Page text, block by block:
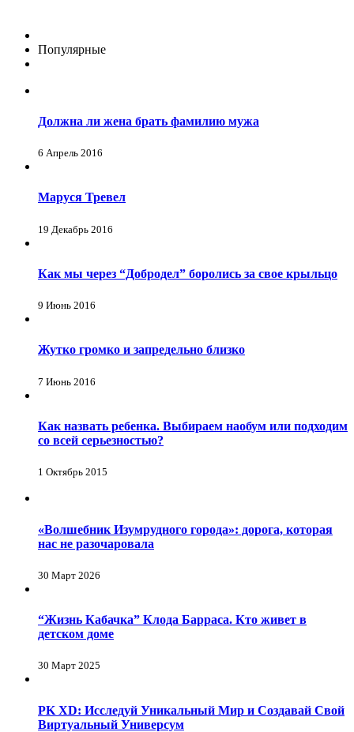
Популярные
Должна ли жена брать фамилию мужа
6 Апрель 2016
Маруся Тревел
19 Декабрь 2016
Как мы через “Добродел” боролись за свое крыльцо
9 Июнь 2016
Жутко громко и запредельно близко
7 Июнь 2016
Как назвать ребенка. Выбираем наобум или подходим
со всей серьезностью?
1 Октябрь 2015
«Волшебник Изумрудного города»: дорога, которая
нас не разочаровала
30 Март 2026
“Жизнь Кабачка” Клода Барраса. Кто живет в
детском доме
30 Март 2025
PK XD: Исследуй Уникальный Мир и Создавай Свой
Виртуальный Универсум